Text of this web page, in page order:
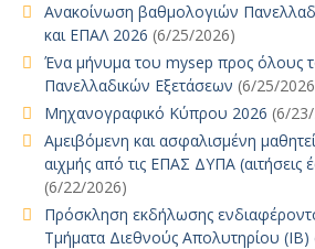
Ανακοίνωση βαθμολογιών
και ΕΠΑΛ 2026 (6/25/2026)
Ένα μήνυμα του mysep προς όλους
Πανελλαδικών Εξετάσεων (6/25/
Μηχανογραφικό Κύπρου 2026 (6/
Αμειβόμενη και ασφαλισμένη
αιχμής από τις ΕΠΑΣ ΔΥΠΑ (αιτήσεις
(6/22/2026)
Πρόσκληση εκδήλωσης
Τμήματα Διεθνούς Απολυτηρίου (IB)